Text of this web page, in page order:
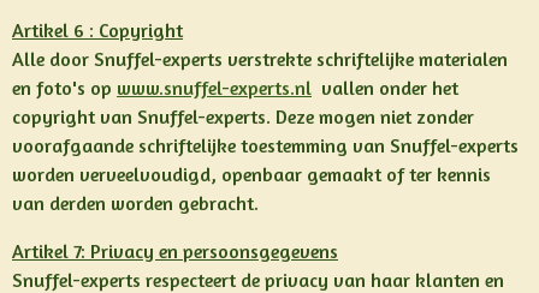
Artikel 6 : Copyright
Alle door Snuffel-experts verstrekte schriftelijke materialen
en foto's op www.snuffel-experts.nl vallen onder het
copyright van Snuffel-experts. Deze mogen niet zonder
voorafgaande schriftelijke toestemming van Snuffel-experts
worden verveelvoudigd, openbaar gemaakt of ter kennis
van derden worden gebracht.
Artikel 7: Privacy en persoonsgegevens
Snuffel-experts respecteert de privacy van haar klanten en